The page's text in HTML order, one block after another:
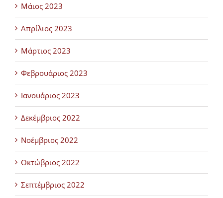
Μάιος 2023
Απρίλιος 2023
Μάρτιος 2023
Φεβρουάριος 2023
Ιανουάριος 2023
Δεκέμβριος 2022
Νοέμβριος 2022
Οκτώβριος 2022
Σεπτέμβριος 2022